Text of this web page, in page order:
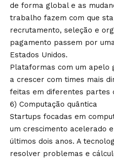
de forma global e as
trabalho fazem com que
recrutamento, seleção e
pagamento passem por
Estados Unidos.
Plataformas com um apelo
a crescer com times mais
feitas em diferentes partes
6) Computação quântica
Startups focadas em
um crescimento acelerado
últimos dois anos. A
resolver problemas e